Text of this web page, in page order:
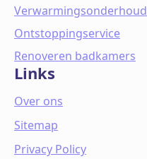
Verwarmingsonderhoud
Ontstoppingservice
Renoveren badkamers
Links
Over ons
Sitemap
Privacy Policy